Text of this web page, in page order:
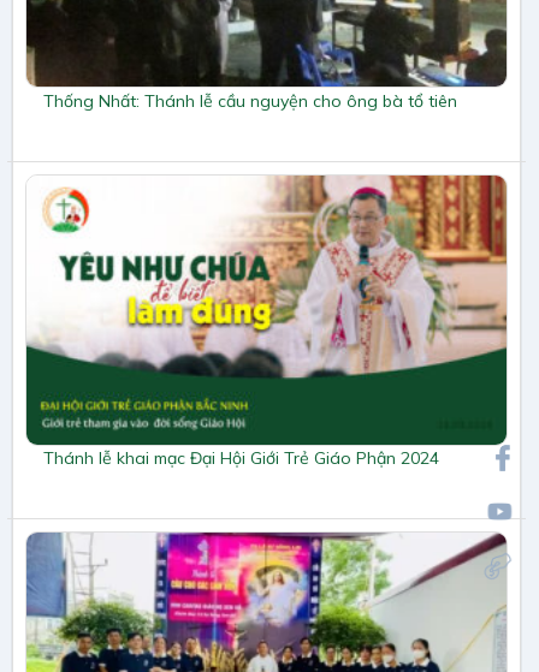
Thống Nhất: Thánh lễ cầu nguyện cho ông bà tổ tiên
Thánh lễ khai mạc Đại Hội Giới Trẻ Giáo Phận 2024